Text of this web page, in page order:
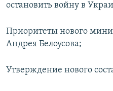
остановить войну в
Приоритеты нового
Андрея Белоусова;
Утверждение нового